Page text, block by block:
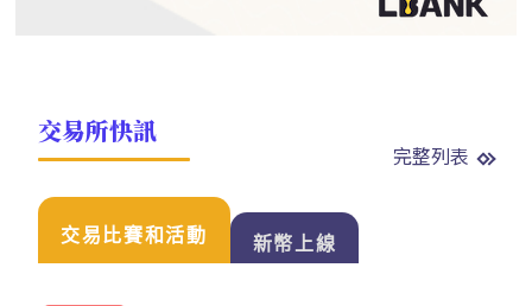
交易所快訊
完整列表
交易比賽和活動 新幣上線